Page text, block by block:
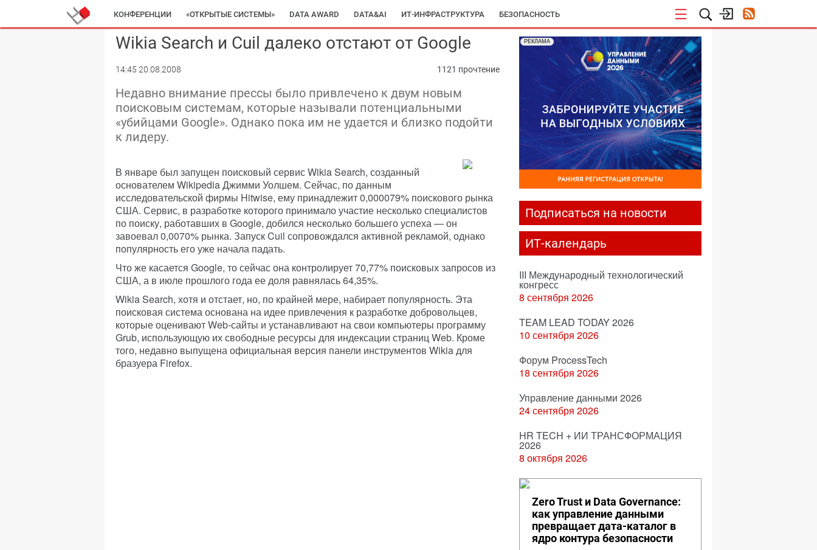
КОНФЕРЕНЦИИ «ОТКРЫТЫЕ СИСТЕМЫ» DATA AWARD DATA&AI ИТ-ИНФРАСТРУКТУРА БЕЗОПАСНОСТЬ
Wikia Search и Cuil далеко отстают от Google
14:45 20.08.2008 1121 прочтение
Недавно внимание прессы было привлечено к двум новым
поисковым системам, которые называли потенциальными
«убийцами Google». Однако пока им не удается и близко подойти
к лидеру.
В январе был запущен поисковый сервис Wikia Search, созданный
основателем Wikipedia Джимми Уолшем. Сейчас, по данным
исследовательской фирмы Hitwise, ему принадлежит 0,000079% поискового рынка
США. Сервис, в разработке которого принимало участие несколько специалистов
по поиску, работавших в Google, добился несколько большего успеха — он
завоевал 0,0070% рынка. Запуск Cuil сопровождался активной рекламой, однако
популярность его уже начала падать.
Что же касается Google, то сейчас она контролирует 70,77% поисковых запросов из
США, а в июле прошлого года ее доля равнялась 64,35%.
Wikia Search, хотя и отстает, но, по крайней мере, набирает популярность. Эта
поисковая система основана на идее привлечения к разработке добровольцев,
которые оценивают Web-сайты и устанавливают на свои компьютеры программу
Grub, использующую их свободные ресурсы для индексации страниц Web. Кроме
того, недавно выпущена официальная версия панели инструментов Wikia для
бразуера Firefox.
РЕКЛАМА
Подписаться на новости
ИТ-календарь
III Международный технологический
конгресс
8 сентября 2026
TEAM LEAD TODAY 2026
10 сентября 2026
Форум ProcessTech
18 сентября 2026
Управление данными 2026
24 сентября 2026
HR TECH + ИИ ТРАНСФОРМАЦИЯ
2026
8 октября 2026
Zero Trust и Data Governance:
как управление данными
превращает дата-каталог в
ядро контура безопасности